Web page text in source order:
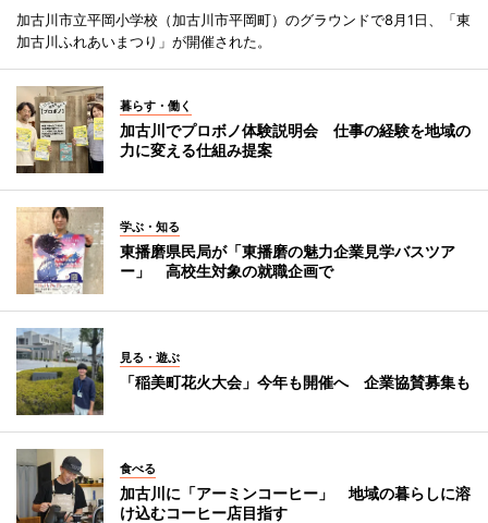
加古川市立平岡小学校（加古川市平岡町）のグラウンドで8月1日、「東
加古川ふれあいまつり」が開催された。
暮らす・働く
加古川でプロボノ体験説明会 仕事の経験を地域の
力に変える仕組み提案
学ぶ・知る
東播磨県民局が「東播磨の魅力企業見学バスツア
ー」 高校生対象の就職企画で
見る・遊ぶ
「稲美町花火大会」今年も開催へ 企業協賛募集も
食べる
加古川に「アーミンコーヒー」 地域の暮らしに溶
け込むコーヒー店目指す